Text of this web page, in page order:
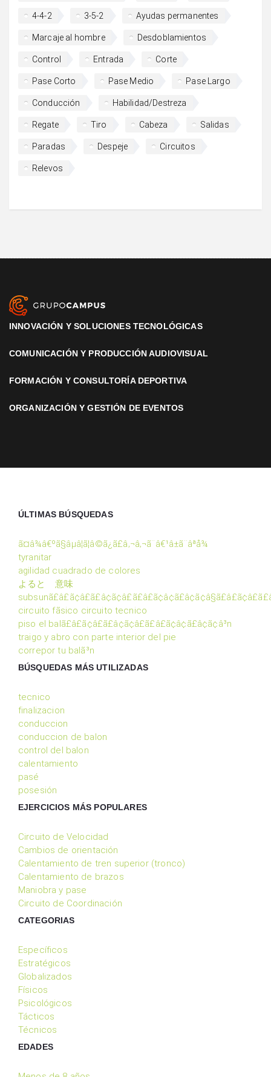
4-4-2 3-5-2 Ayudas permanentes
Marcaje al hombre Desdoblamientos
Control Entrada Corte
Pase Corto Pase Medio Pase Largo
Conducción Habilidad/Destreza
Regate Tiro Cabeza Salidas
Paradas Despeje Circuitos
Relevos
INNOVACIÓN Y SOLUCIONES TECNOLÓGICAS
COMUNICACIÓN Y PRODUCCIÓN AUDIOVISUAL
FORMACIÓN Y CONSULTORÍA DEPORTIVA
ORGANIZACIÓN Y GESTIÓN DE EVENTOS
ÚLTIMAS BÚSQUEDAS
ã¤â¾â€ºã§âµâ¦ã¦â©ã¿ã£â‚¬â‚¬ã¨â€¹â±ã¨âªå¾
tyranitar
agilidad cuadrado de colores
よると 意味
circuito fãsico circuito tecnico
piso el balã£â£ã¢â£ã£â¢ã¢â£ã£â£ã¢â¢ã£â¢ã¢â³n
traigo y abro con parte interior del pie
correpor tu balã³n
BÚSQUEDAS MÁS UTILIZADAS
tecnico
finalizacion
conduccion
conduccion de balon
control del balon
calentamiento
pasé
posesión
EJERCICIOS MÁS POPULARES
Circuito de Velocidad
Cambios de orientación
Calentamiento de tren superior (tronco)
Calentamiento de brazos
Maniobra y pase
Circuito de Coordinación
CATEGORIAS
Específicos
Estratégicos
Globalizados
Físicos
Psicológicos
Tácticos
Técnicos
EDADES